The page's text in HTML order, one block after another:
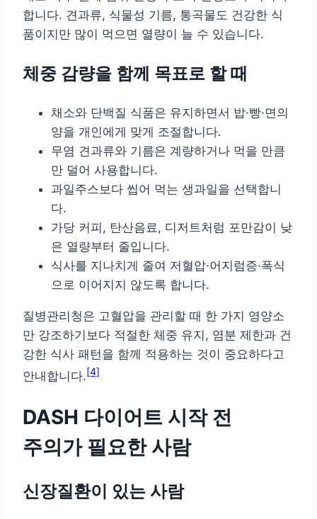
합니다. 견과류, 식물성 기름, 통곡물도 건강한 식
품이지만 많이 먹으면 열량이 늘 수 있습니다.
체중 감량을 함께 목표로 할 때
채소와 단백질 식품은 유지하면서 밥·빵·면의
양을 개인에게 맞게 조절합니다.
무염 견과류와 기름은 계량하거나 먹을 만큼
만 덜어 사용합니다.
과일주스보다 씹어 먹는 생과일을 선택합니
다.
가당 커피, 탄산음료, 디저트처럼 포만감이 낮
은 열량부터 줄입니다.
식사를 지나치게 줄여 저혈압·어지럼증·폭식
으로 이어지지 않도록 합니다.
질병관리청은 고혈압을 관리할 때 한 가지 영양소
만 강조하기보다 적절한 체중 유지, 염분 제한과 건
강한 식사 패턴을 함께 적용하는 것이 중요하다고
안내합니다.[4]
DASH 다이어트 시작 전
주의가 필요한 사람
신장질환이 있는 사람